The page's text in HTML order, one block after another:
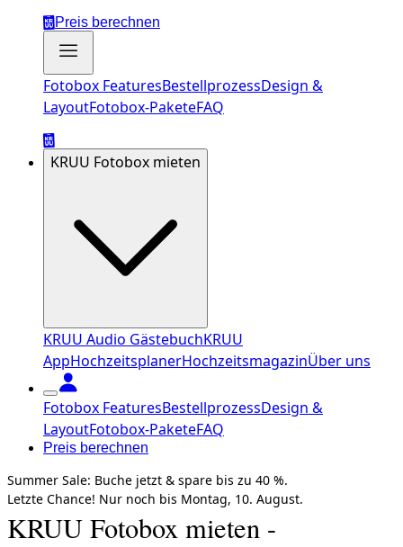
Preis berechnen
Fotobox FeaturesBestellprozessDesign &
LayoutFotobox-PaketeFAQ
KRUU Fotobox mieten
KRUU Audio GästebuchKRUU
AppHochzeitsplanerHochzeitsmagazinÜber uns
Fotobox FeaturesBestellprozessDesign &
LayoutFotobox-PaketeFAQ
Preis berechnen
Summer Sale: Buche jetzt & spare bis zu 40 %.
Letzte Chance! Nur noch bis Montag, 10. August.
KRUU Fotobox mieten -